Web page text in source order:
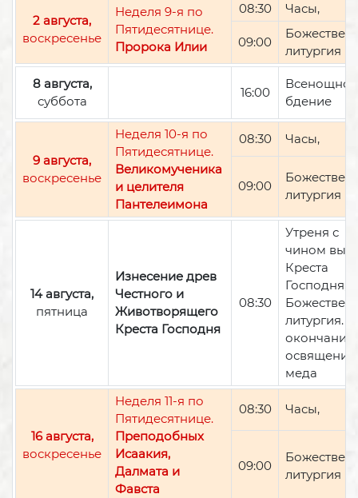
2 августа,
воскресенье
Неделя 9-я по
Пятидесятнице.
Пророка Илии
08:30 Часы,
09:00
литургия
8 августа,
суббота
16:00
Всенощное
бдение
9 августа,
воскресенье
Неделя 10-я по
Пятидесятнице.
Великомученика
и целителя
Пантелеимона
08:30 Часы,
09:00
литургия
14 августа,
пятница
Изнесение древ
Честного и
Животворящего
Креста Господня
08:30
Утреня с
чином
Креста
Господня,
литургия.
окончании
освящение
меда
16 августа,
воскресенье
Неделя 11-я по
Пятидесятнице.
Преподобных
Исаакия,
Далмата и
Фавста
08:30 Часы,
09:00
литургия